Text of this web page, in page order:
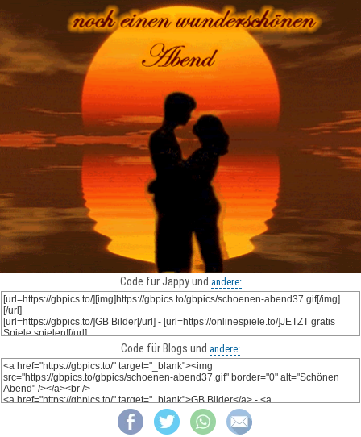
Code für Jappy und andere:
Code für Blogs und andere: